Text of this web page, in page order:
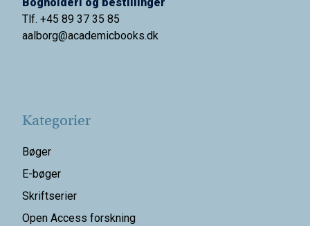
Tlf. +45 89 37 35 85
aalborg@academicbooks.dk
Kategorier
Bøger
E-bøger
Skriftserier
Open Access forskning